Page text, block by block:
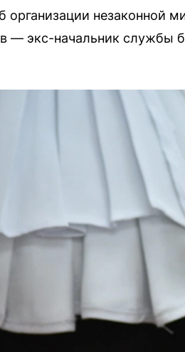
незаконной
— экс-начальник службы